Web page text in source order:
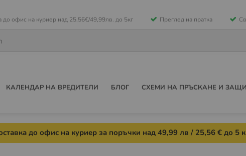
до офис на куриер над 25,56€/49,99лв. до 5кг Преглед на пратка
КАЛЕНДАР НА ВРЕДИТЕЛИ БЛОГ СХЕМИ НА ПРЪСКАНЕ И
до офис на куриер за поръчки над 49,99 лв / 25,56 € до 5